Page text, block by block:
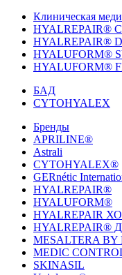
Клиническая
HYALREPAIR®
HYALREPAIR®
HYALUFORM®
HYALUFORM®
БАД
CYTOHYALEX
Бренды
APRILINE®
Astrali
CYTOHYALEX®
GERnétic
HYALREPAIR®
HYALUFORM®
HYALREPAIR
HYALREPAIR®
MESALTERA
MEDIC
SKINASIL